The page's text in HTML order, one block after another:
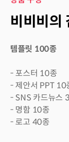
비비비의
템플릿 100종
- 포스터 10종
- 제안서 PPT 10
- SNS 카드뉴스
- 명함 10종
- 로고 40종